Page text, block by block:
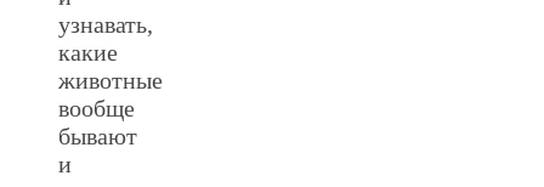
узнавать,
какие
животные
вообще
бывают
и